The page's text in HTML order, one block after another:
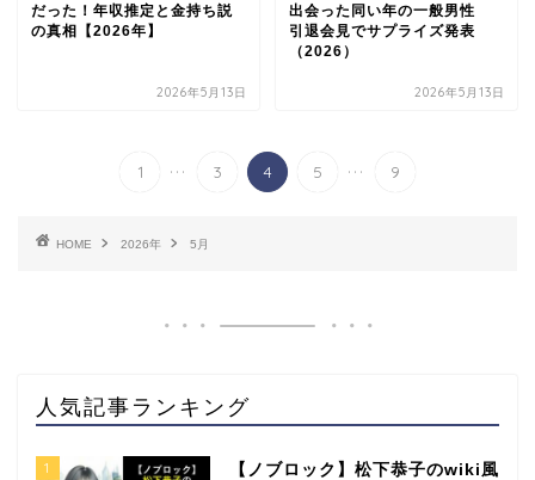
だった！年収推定と金持ち説
の真相【2026年】
2026年5月13日
出会った同い年の一般男性
引退会見でサプライズ発表
（2026）
2026年5月13日
1 ... 3 4 5 ... 9
HOME 2026年 5月
人気記事ランキング
1
【ノブロック】松下恭子のwiki風